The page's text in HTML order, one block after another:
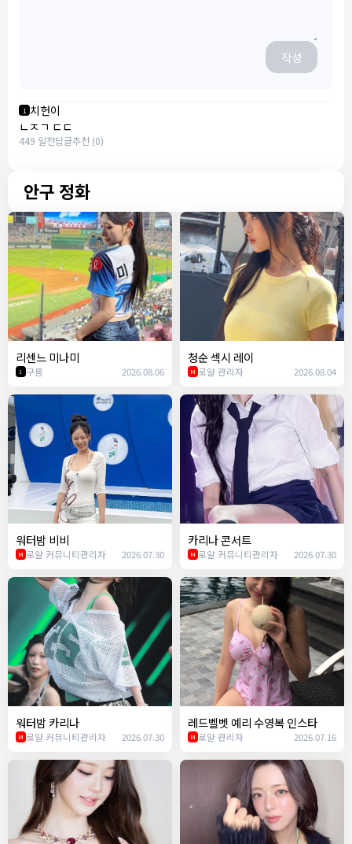
작성
1 치헌이
ㄴㅈㄱ ㄷㄷ
449 일전답글추천 (0)
안구 정화
리센느 미나미
1 구름 2026.08.06
청순 섹시 레이
M 로얄 관리자 2026.08.04
워터밤 비비
M 로얄 커뮤니티관리자 2026.07.30
카리나 콘서트
M 로얄 커뮤니티관리자 2026.07.30
워터밤 카리나
M 로얄 커뮤니티관리자 2026.07.30
레드벨벳 예리 수영복 인스타
M 로얄 관리자 2026.07.16